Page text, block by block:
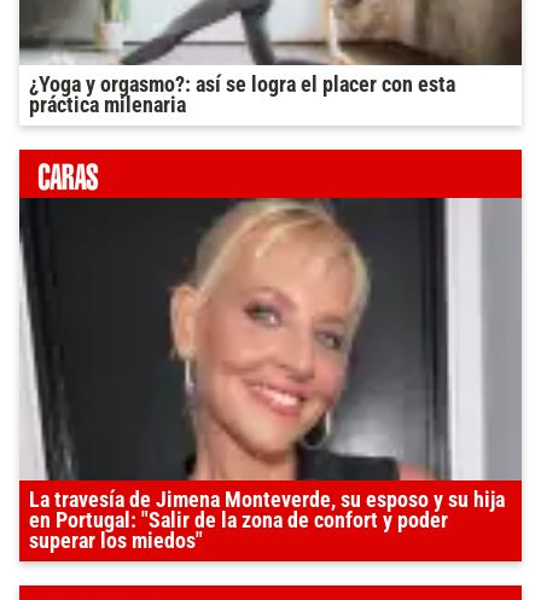
¿Yoga y orgasmo?: así se logra el placer con esta
práctica milenaria
La travesía de Jimena Monteverde, su esposo y su hija
en Portugal: "Salir de la zona de confort y poder
superar los miedos"